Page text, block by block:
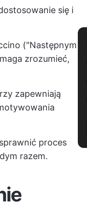
się i
("Następnym
zrozumieć,
zapewniają
proces
razem.